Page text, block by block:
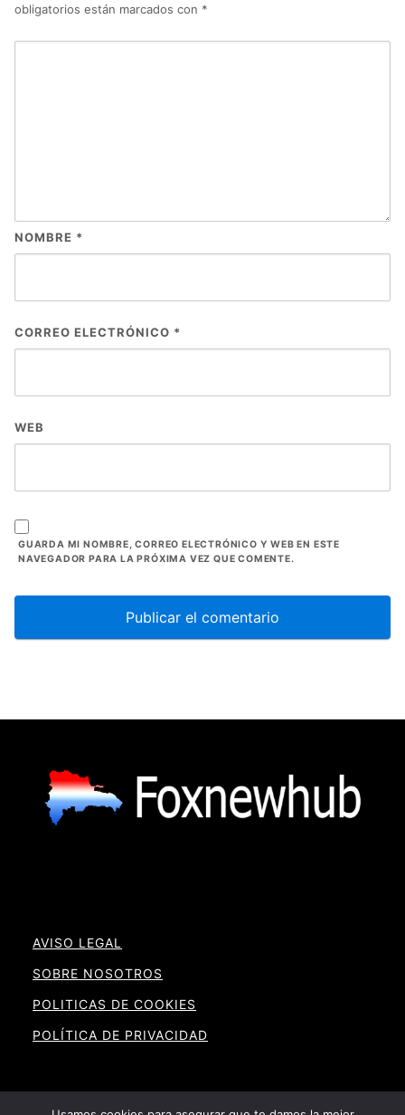
obligatorios están marcados con *
NOMBRE *
CORREO ELECTRÓNICO *
WEB
GUARDA MI NOMBRE, CORREO ELECTRÓNICO Y WEB EN ESTE
NAVEGADOR PARA LA PRÓXIMA VEZ QUE COMENTE.
AVISO LEGAL
SOBRE NOSOTROS
POLITICAS DE COOKIES
POLÍTICA DE PRIVACIDAD